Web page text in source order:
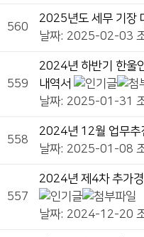
560
2025년도 세무 기장
날짜: 2025-02-03
559
2024년 하반기 한울
내역서
날짜: 2025-01-31
558
2024년 12월 업무추
날짜: 2025-01-08
557
2024년 제4차 추가
날짜: 2024-12-20